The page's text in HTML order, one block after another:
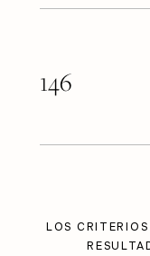
146
LOS